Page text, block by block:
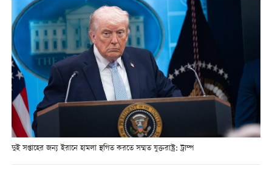
দুই সপ্তাহের জন্য ইরানে হামলা স্থগিত করতে সম্মত যুক্তরাষ্ট্র: ট্রাম্প